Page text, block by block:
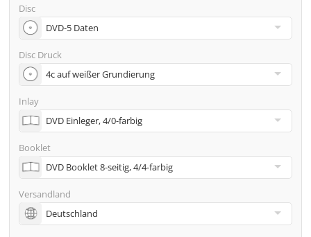
Disc
Disc Druck
Inlay
Booklet
Versandland